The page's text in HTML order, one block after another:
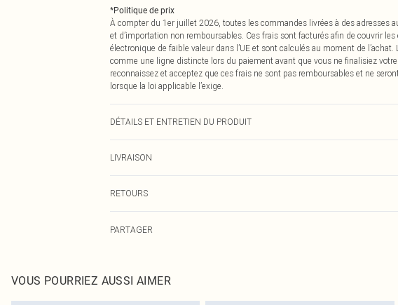
*Politique de prix
À compter du 1er juillet 2026, toutes les commandes livrées à des adresses
et d’importation non remboursables. Ces frais sont facturés afin de couvrir
électronique de faible valeur dans l’UE et sont calculés au moment de
comme une ligne distincte lors du paiement avant que vous ne finalisiez
reconnaissez et acceptez que ces frais ne sont pas remboursables et ne
lorsque la loi applicable l’exige.
DÉTAILS ET ENTRETIEN DU PRODUIT
LIVRAISON
RETOURS
Veuillez noter que nous ne pouvons pas rembourser les masques tendance,
également être essayées en intérieur. Les articles pour la maison, y compris
PARTAGER
VOUS POURRIEZ AUSSI AIMER